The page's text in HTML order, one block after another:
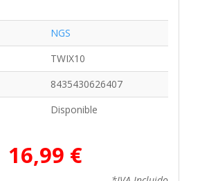
NGS
TWIX10
8435430626407
Disponible
16,99 €